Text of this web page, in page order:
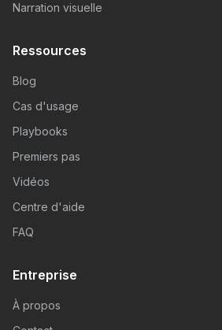
Narration visuelle
Ressources
Blog
Cas d'usage
Playbooks
Premiers pas
Vidéos
Centre d'aide
FAQ
Entreprise
À propos